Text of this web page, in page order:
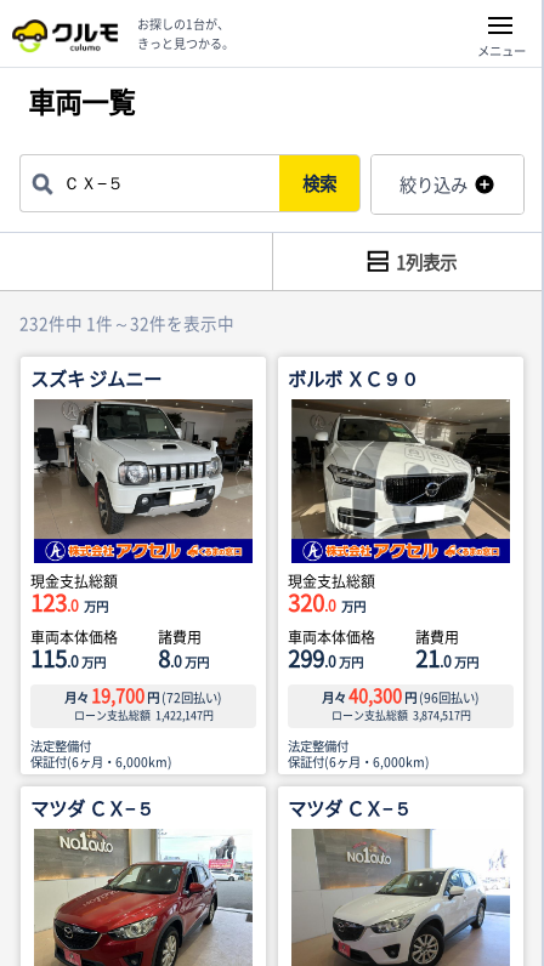
お探しの1台が、
きっと見つかる。
メニュー
車両一覧
検索 絞り込み
232件中 1件～32件を表示中
1列表示
スズキ ジムニー
現金支払総額
123.0 万円
車両本体価格
115.0万円
諸費用
8.0万円
月々 19,700 円 (72回払い)
ローン支払総額 1,422,147円
法定整備付
保証付(6ヶ月・6,000km)
ボルボ ＸＣ９０
現金支払総額
320.0 万円
車両本体価格
299.0万円
諸費用
21.0万円
月々 40,300 円 (96回払い)
ローン支払総額 3,874,517円
法定整備付
保証付(6ヶ月・6,000km)
マツダ ＣＸ−５ マツダ ＣＸ−５